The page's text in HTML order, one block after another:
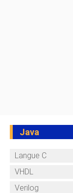
Java
Langue C
VHDL
Verilog